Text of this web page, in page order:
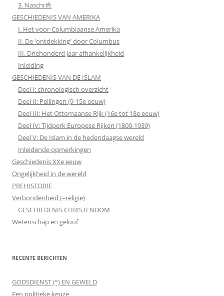
3. Naschrift
GESCHIEDENIS VAN AMERIKA
I. Het voor-Columbiaanse Amerika
II. De 'ontdekking' door Columbus
III. Driehonderd jaar afhankelijkheid
Inleiding
GESCHIEDENIS VAN DE ISLAM
Deel I: chronologisch overzicht
Deel II: Peilingen (9-15e eeuw)
Deel III: Het Ottomaanse Rijk (16e tot 18e eeuw)
Deel IV: Tijdperk Europese Rijken (1800-1939)
Deel V: De Islam in de hedendaagse wereld
Inleidende opmerkingen
Geschiedenis XXe eeuw
Ongelijkheid in de wereld
PREHISTORIE
Verbondenheid (=religie)
GESCHIEDENIS CHRISTENDOM
Wetenschap en geloof
RECENTE BERICHTEN
GODSDIENST (°) EN GEWELD
Een politieke keuze